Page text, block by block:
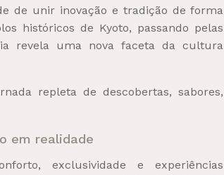
de unir inovação e tradição de forma
históricos de Kyoto, passando pelas
revela uma nova faceta da cultura
repleta de descobertas, sabores,
em realidade
exclusividade e experiências